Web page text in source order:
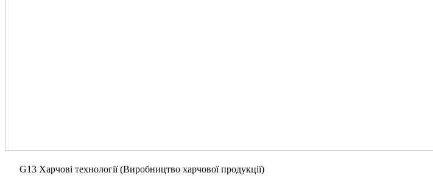
G13 Харчові технології (Виробництво харчової продукції)